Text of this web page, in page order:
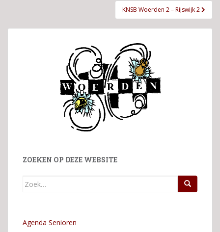
KNSB Woerden 2 – Rijswijk 2
ZOEKEN OP DEZE WEBSITE
Zoek
Agenda Senioren